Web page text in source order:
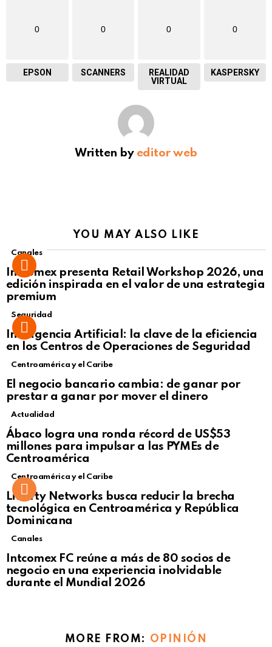
0
EPSON
0
SCANNERS
0
REALIDAD
VIRTUAL
0
KASPERSKY
Written by editor web
YOU MAY ALSO LIKE
Canales
Intcomex presenta Retail Workshop 2026, una
edición inspirada en el valor de una estrategia
premium
Seguridad
Inteligencia Artificial: la clave de la eficiencia
en los Centros de Operaciones de Seguridad
Centroamérica y el Caribe
El negocio bancario cambia: de ganar por
prestar a ganar por mover el dinero
Not Safe For Work
Click to view this post
Actualidad
Ábaco logra una ronda récord de US$53
millones para impulsar a las PYMEs de
Centroamérica
Centroamérica y el Caribe
Liberty Networks busca reducir la brecha
tecnológica en Centroamérica y República
Dominicana
Canales
Intcomex FC reúne a más de 80 socios de
negocio en una experiencia inolvidable
durante el Mundial 2026
MORE FROM: OPINIÓN